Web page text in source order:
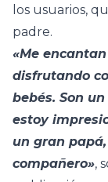
los usuarios,
padre.
«Me
disfrutando
bebés. Son
estoy
un gran
compañero»,